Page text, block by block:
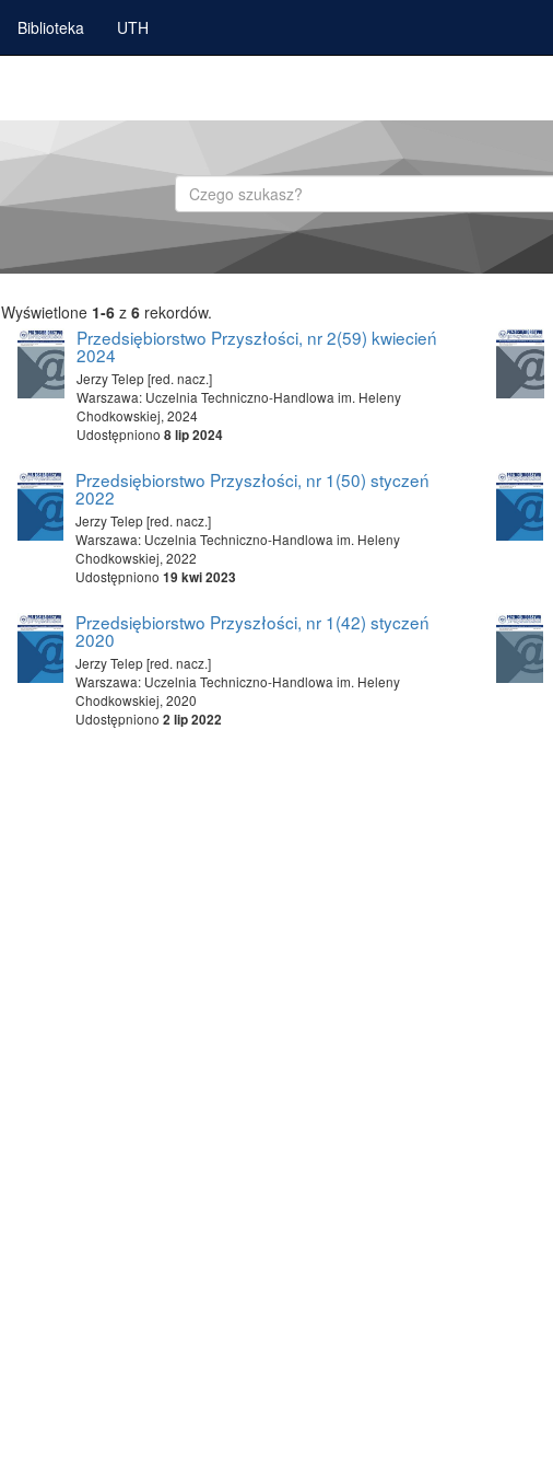
Biblioteka UTH
Szukaj
Wyświetlone 1-6z 6rekordów.
Przedsiębiorstwo Przyszłości, nr 2(59) kwiecień
2024
Jerzy Telep [red. nacz.]
Warszawa: Uczelnia Techniczno-Handlowa im. Heleny
Chodkowskiej, 2024
Udostępniono 8 lip 2024
Przedsiębiorstwo Przyszłości, nr 1(50) styczeń
2022
Jerzy Telep [red. nacz.]
Warszawa: Uczelnia Techniczno-Handlowa im. Heleny
Chodkowskiej, 2022
Udostępniono 19 kwi 2023
Przedsiębiorstwo Przyszłości, nr 1(42) styczeń
2020
Jerzy Telep [red. nacz.]
Warszawa: Uczelnia Techniczno-Handlowa im. Heleny
Chodkowskiej, 2020
Udostępniono 2 lip 2022